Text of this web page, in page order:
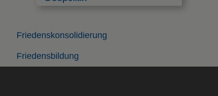
Friedensbildung
Friedenskonsolidierung